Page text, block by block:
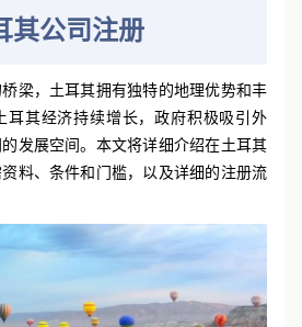
其公司注册
梁，土耳其拥有独特的地理优势和丰
耳其经济持续增长，政府积极吸引外
发展空间。本文将详细介绍在土耳其
料、条件和门槛，以及详细的注册流